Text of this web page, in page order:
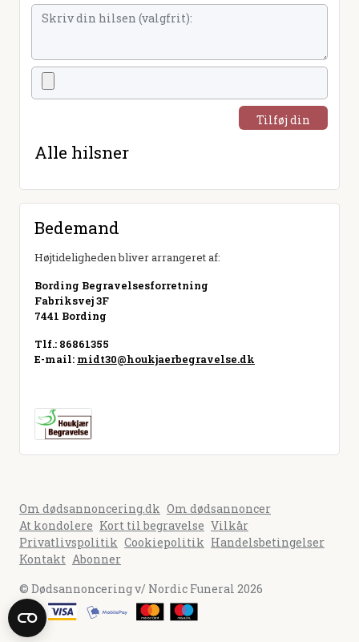
Tilføj din
Alle hilsner
Bedemand
Højtideligheden bliver arrangeret af:
Bording Begravelsesforretning
Fabriksvej 3F
7441 Bording
Tlf.: 86861355
E-mail: midt30@houkjaerbegravelse.dk
Om dødsannoncering.dk Om dødsannoncer
At kondolere Kort til begravelse Vilkår
Privatlivspolitik Cookiepolitik Handelsbetingelser
Kontakt Abonner
© Dødsannoncering v/ Nordic Funeral 2026